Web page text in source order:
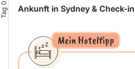
Tag 0 Ankunft in Sydney & Check-
Mein Hoteltipp